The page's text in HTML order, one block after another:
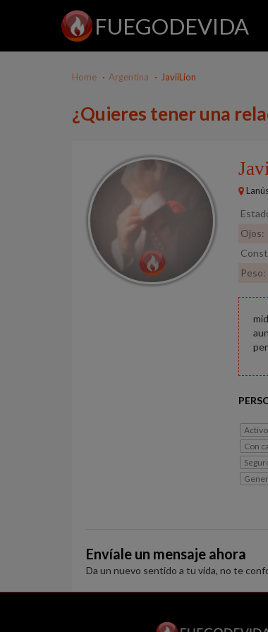
FUEGODEVIDA
Home Argentina JaviiLion
¿Quieres tener una
Ojos:
Peso:
Con
Envíale un mensaje ahora
Da un nuevo sentido a tu vida, no te